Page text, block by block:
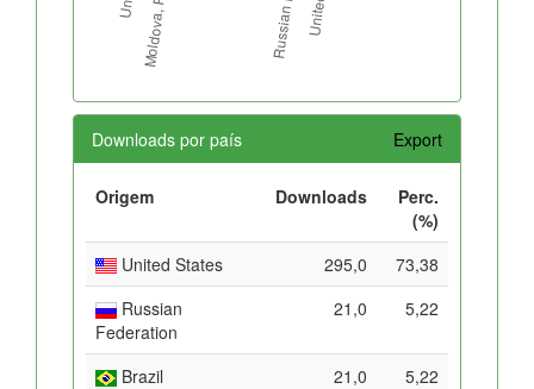
Downloads por país Export
Origem Downloads
Perc.
(%)
United States
295,0
73,38
Russian
Federation
21,0 5,22
Brazil 21,0
5,22